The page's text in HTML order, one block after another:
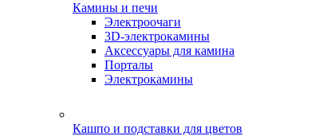
Камины и печи
Электроочаги
3D-электрокамины
Аксессуары для камина
Порталы
Электрокамины
Кашпо и подставки для цветов